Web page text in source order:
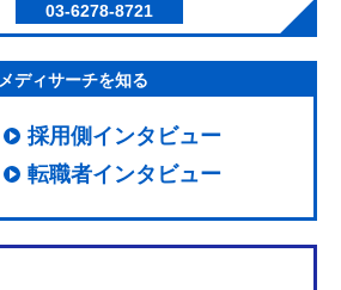
03-6278-8721
メディサーチを知る
採用側インタビュー
転職者インタビュー